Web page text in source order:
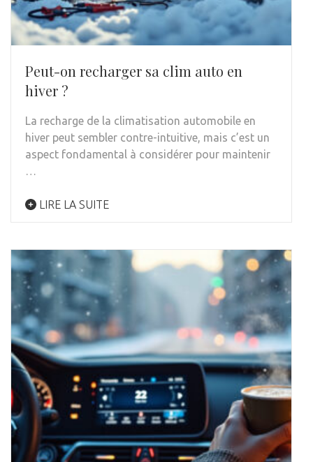
Peut-on recharger sa clim auto en
hiver ?
La recharge de la climatisation automobile en
hiver peut sembler contre-intuitive, mais c’est un
aspect fondamental à considérer pour maintenir
…
LIRE LA SUITE